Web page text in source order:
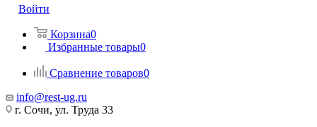
Войти
Корзина0
Избранные товары0
Сравнение товаров0
info@rest-ug.ru
г. Сочи, ул. Труда 33